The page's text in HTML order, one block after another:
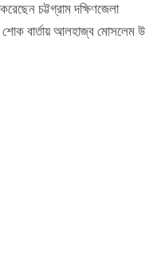
চট্টগ্রাম দক্ষিণজেলা
বার্তায় আলহাজ্ব মোসলেম